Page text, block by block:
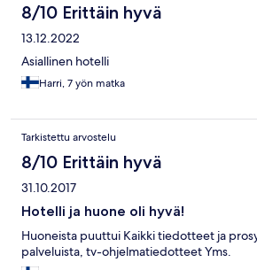
8/10 Erittäin hyvä
13.12.2022
Asiallinen hotelli
Harri, 7 yön matka
Tarkistettu arvostelu
8/10 Erittäin hyvä
31.10.2017
Hotelli ja huone oli hyvä!
Huoneista puuttui Kaikki tiedotteet ja
palveluista, tv-ohjelmatiedotteet Yms.